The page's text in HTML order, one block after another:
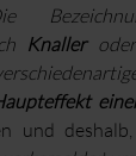
Knaller
und